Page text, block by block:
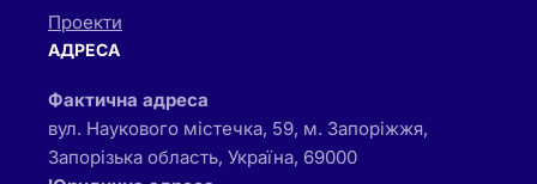
Проекти
АДРЕСА
Фактична адреса
вул. Наукового містечка, 59, м. Запоріжжя,
Запорізька область, Україна, 69000